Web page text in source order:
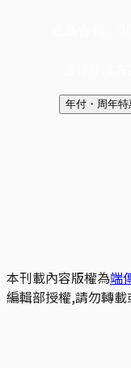
年付・周年特
本刊載內容版權為端
編輯部授權,請勿轉